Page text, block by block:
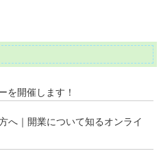
を開催します！
へ｜開業について知るオンライ